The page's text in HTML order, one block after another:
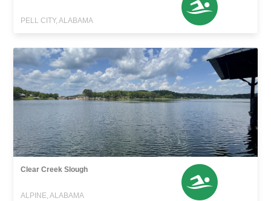
PELL CITY, ALABAMA
Clear Creek Slough
ALPINE, ALABAMA